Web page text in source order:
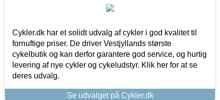
Cykler.dk har et solidt udvalg af cykler i god kvalitet til
fornuftige priser. De driver Vestjyllands største
cykelbutik og kan derfor garantere god service, og hurtig
levering af nye cykler og cykeludstyr. Klik her for at se
deres udvalg.
Se udvalget på Cykler.dk